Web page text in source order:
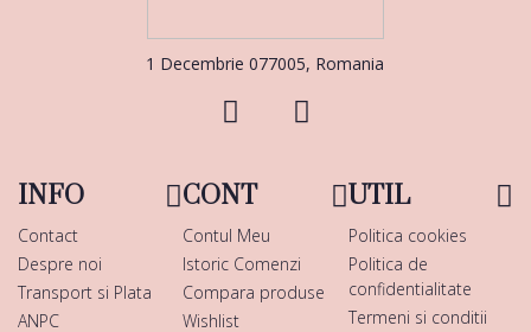
1 Decembrie 077005, Romania
INFO
Contact
Despre noi
Transport si Plata
ANPC
CONT
Contul Meu
Istoric Comenzi
Compara produse
Wishlist
UTIL
Politica cookies
Politica de
confidentialitate
Termeni si conditii